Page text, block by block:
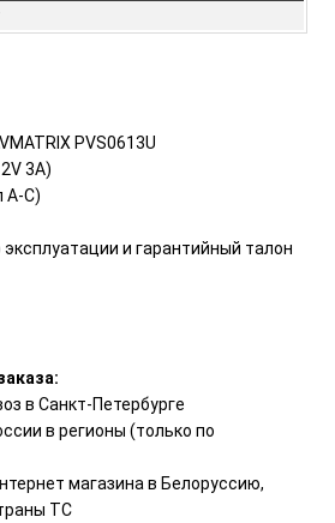
PVS0613U
3A)
A-C)
эксплуатации и гарантийный талон
в Санкт-Петербурге
в регионы (только по
магазина в Белоруссию,
ТС